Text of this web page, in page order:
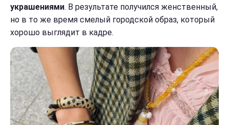
украшениями. В результате получился женственный,
но в то же время смелый городской образ, который
хорошо выглядит в кадре.